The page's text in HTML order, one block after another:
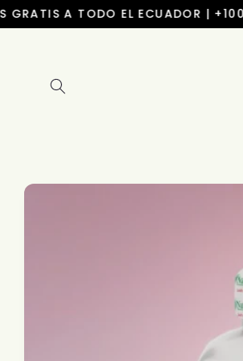
directamente
al contenido
A TODO EL ECUADOR | +100.000
directamente